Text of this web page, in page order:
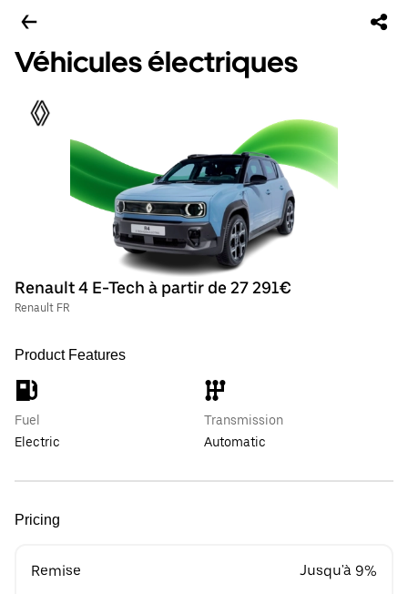
Véhicules électriques
Renault 4 E-Tech à partir de 27 291€
Renault FR
Product Features
Fuel
Electric
Transmission
Automatic
Pricing
Remise Jusqu'à 9%